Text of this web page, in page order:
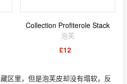
Collection Profiterole Stack
泡芙
£12
区里，但是泡芙皮却没有塌软，反